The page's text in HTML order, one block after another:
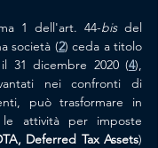
1 dell'art. 44-bis del
società (2) ceda a titolo
31 dicembre 2020 (4),
nei confronti di
può trasformare in
le attività per imposte
Deferred Tax Assets)